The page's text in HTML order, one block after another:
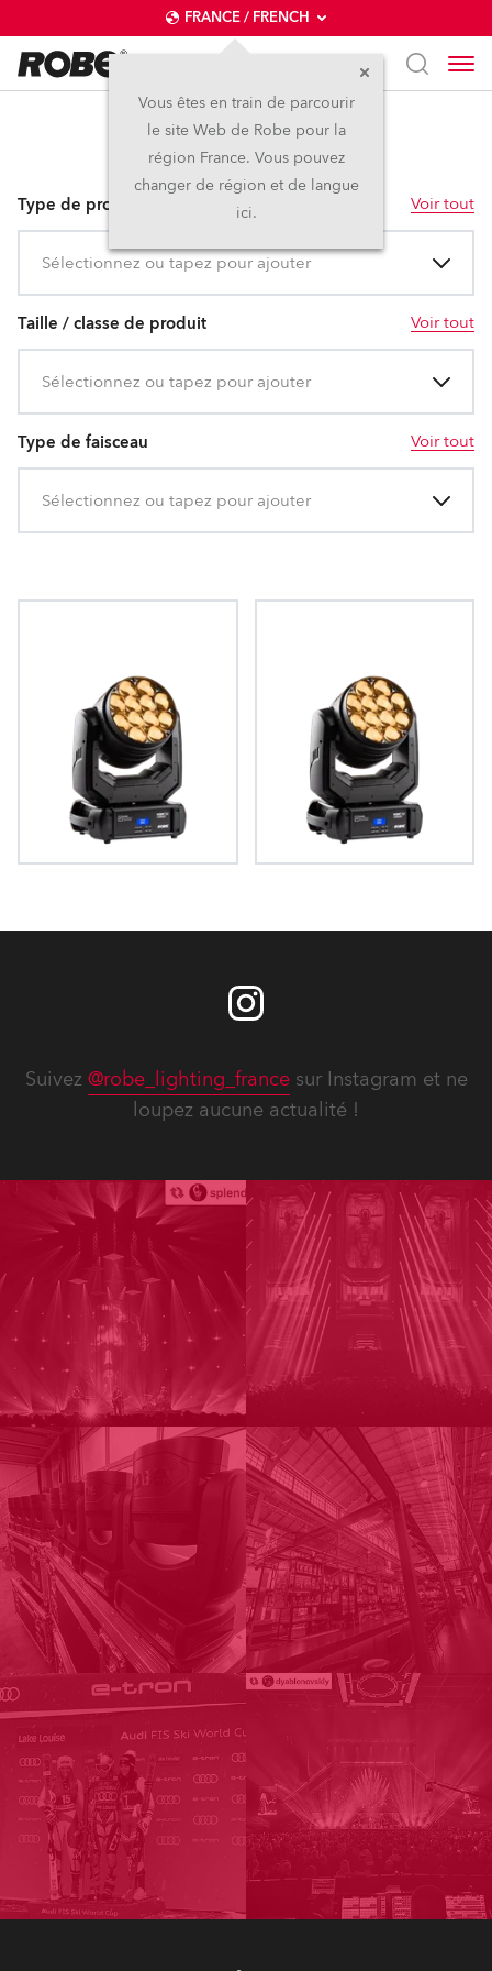
FRANCE / FRENCH
Vous êtes en train de parcourir
le site Web de Robe pour la
région France. Vous pouvez
changer de région et de langue
ici.
LEDBeam 350™
Type de produit
Sélectionnez ou tapez pour ajouter
Voir tout
Taille / classe de produit
Sélectionnez ou tapez pour ajouter
Voir tout
Type de faisceau
Sélectionnez ou tapez pour ajouter
Voir tout
Suivez @robe_lighting_francesur Instagram et ne
loupez aucune actualité !